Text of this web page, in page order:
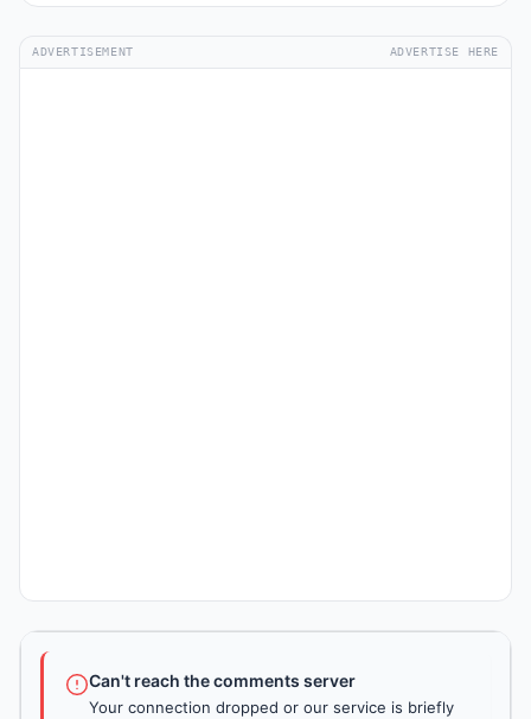
ADVERTISEMENT ADVERTISE HERE
Can't reach the comments server
Your connection dropped or our service is briefly